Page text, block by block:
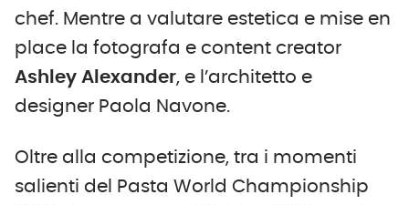
chef. Mentre a valutare estetica e mise en
place la fotografa e content creator
Ashley Alexander, e l’architetto e
designer Paola Navone.
Oltre alla competizione, tra i momenti
salienti del Pasta World Championship